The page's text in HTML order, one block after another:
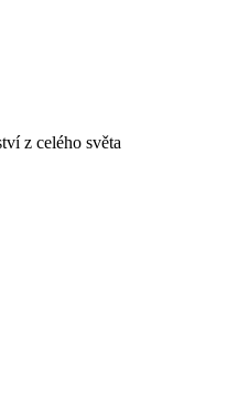
z celého světa